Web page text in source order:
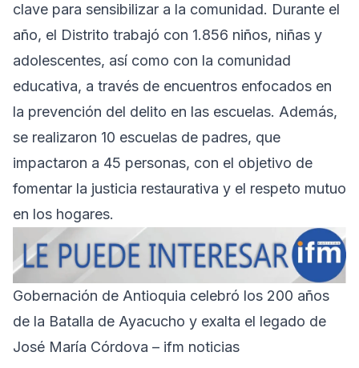
clave para sensibilizar a la comunidad. Durante el
año, el Distrito trabajó con 1.856 niños, niñas y
adolescentes, así como con la comunidad
educativa, a través de encuentros enfocados en
la prevención del delito en las escuelas. Además,
se realizaron 10 escuelas de padres, que
impactaron a 45 personas, con el objetivo de
fomentar la justicia restaurativa y el respeto mutuo
en los hogares.
Gobernación de Antioquia celebró los 200 años
de la Batalla de Ayacucho y exalta el legado de
José María Córdova – ifm noticias